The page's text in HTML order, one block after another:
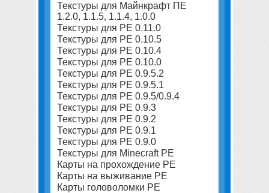
Текстуры для Майнкрафт ПЕ
1.2.0, 1.1.5, 1.1.4, 1.0.0
Текстуры для PE 0.11.0
Текстуры для PE 0.10.5
Текстуры для PE 0.10.4
Текстуры для PE 0.10.0
Текстуры для PE 0.9.5.2
Текстуры для PE 0.9.5.1
Текстуры для PE 0.9.5/0.9.4
Текстуры для PE 0.9.3
Текстуры для PE 0.9.2
Текстуры для PE 0.9.1
Текстуры для PE 0.9.0
Текстуры для Minecraft PE
Карты на прохождение PE
Карты на выживание PE
Карты головоломки PE